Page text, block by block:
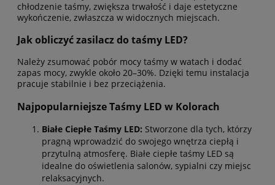
chłodzenie taśmy, zwiększa trwałość i daje estetyczne
wykończenie, zwłaszcza w widocznych miejscach.
Jak obliczyć zasilacz do taśmy LED?
Należy zsumować pobór mocy taśmy w watach i dodać
zapas mocy, zwykle około 20–30%. Dzięki temu instalacja
pracuje stabilnie i bez przeciążenia.
Najpopularniejsze Taśmy LED w Kolorach
Białe Ciepłe Taśmy LED: Stworzone dla tych, którzy
pragną wprowadzić do swojego wnętrza ciepłą i
przytulną atmosferę. Białe ciepłe taśmy LED są
idealne do oświetlenia salonów, sypialni czy miejsc
relaksacyjnych.